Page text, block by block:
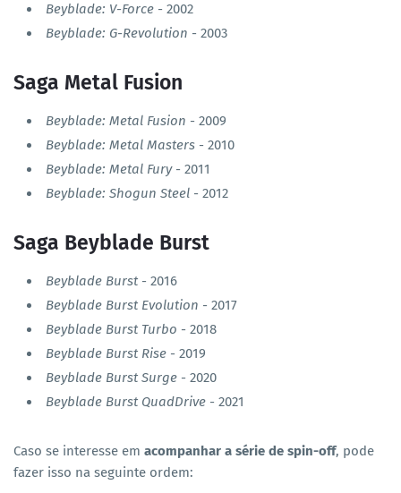
Beyblade: V-Force - 2002
Beyblade: G-Revolution - 2003
Saga Metal Fusion
Beyblade: Metal Fusion - 2009
Beyblade: Metal Masters - 2010
Beyblade: Metal Fury- 2011
Beyblade: Shogun Steel - 2012
Saga Beyblade Burst
Beyblade Burst - 2016
Beyblade Burst Evolution - 2017
Beyblade Burst Turbo - 2018
Beyblade Burst Rise - 2019
Beyblade Burst Surge - 2020
Beyblade Burst QuadDrive - 2021
Caso se interesse em acompanhar a série de spin-off, pode
fazer isso na seguinte ordem: